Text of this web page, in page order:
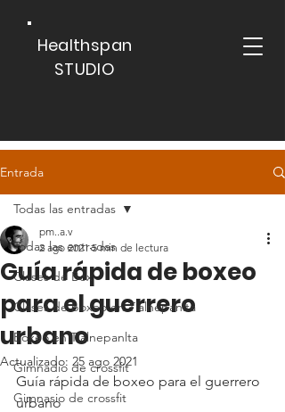
Healthspan
STUDIO
Entrada
Todas las entradas
Clases de Box
Clases de boxeo en Tlalnepanlta
Boxeo en Tlalnepanlta
Gimnadio de crossfit
Gimnasio de crossfit
Todas las entradas
Guía rápida de boxeo
para el guerrero
urbano
pm..a.v
2 ago 2021 5 min de lectura
Actualizado: 25 ago 2021
Guía rápida de boxeo para el guerrero
urbano